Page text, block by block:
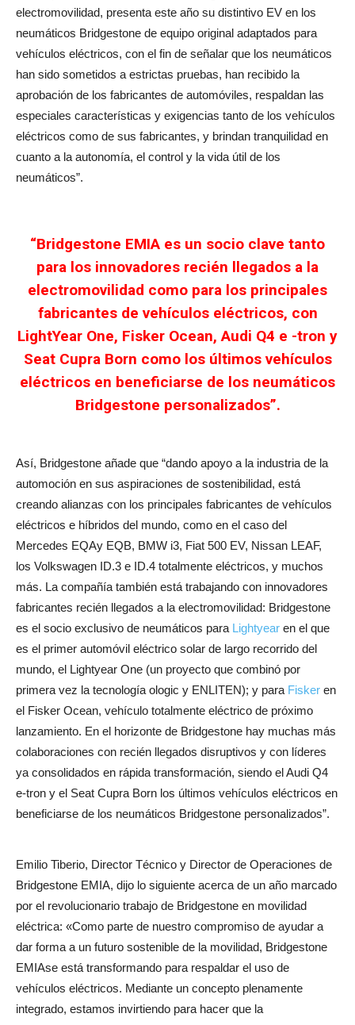
electromovilidad, presenta este año su distintivo EV en los
neumáticos Bridgestone de equipo original adaptados para
vehículos eléctricos, con el fin de señalar que los neumáticos
han sido sometidos a estrictas pruebas, han recibido la
aprobación de los fabricantes de automóviles, respaldan las
especiales características y exigencias tanto de los vehículos
eléctricos como de sus fabricantes, y brindan tranquilidad en
cuanto a la autonomía, el control y la vida útil de los
neumáticos”.
“Bridgestone EMIA es un socio clave tanto
para los innovadores recién llegados a la
electromovilidad como para los principales
fabricantes de vehículos eléctricos, con
LightYear One, Fisker Ocean, Audi Q4 e -tron y
Seat Cupra Born como los últimos vehículos
eléctricos en beneficiarse de los neumáticos
Bridgestone personalizados”.
Así, Bridgestone añade que “dando apoyo a la industria de la
automoción en sus aspiraciones de sostenibilidad, está
creando alianzas con los principales fabricantes de vehículos
eléctricos e híbridos del mundo, como en el caso del
Mercedes EQAy EQB, BMW i3, Fiat 500 EV, Nissan LEAF,
los Volkswagen ID.3 e ID.4 totalmente eléctricos, y muchos
más. La compañía también está trabajando con innovadores
fabricantes recién llegados a la electromovilidad: Bridgestone
es el socio exclusivo de neumáticos para Lightyear en el que
es el primer automóvil eléctrico solar de largo recorrido del
mundo, el Lightyear One (un proyecto que combinó por
primera vez la tecnología ologic y ENLITEN); y para Fisker en
el Fisker Ocean, vehículo totalmente eléctrico de próximo
lanzamiento. En el horizonte de Bridgestone hay muchas más
colaboraciones con recién llegados disruptivos y con líderes
ya consolidados en rápida transformación, siendo el Audi Q4
e-tron y el Seat Cupra Born los últimos vehículos eléctricos en
beneficiarse de los neumáticos Bridgestone personalizados”.
Emilio Tiberio, Director Técnico y Director de Operaciones de
Bridgestone EMIA, dijo lo siguiente acerca de un año marcado
por el revolucionario trabajo de Bridgestone en movilidad
eléctrica: «Como parte de nuestro compromiso de ayudar a
dar forma a un futuro sostenible de la movilidad, Bridgestone
EMIAse está transformando para respaldar el uso de
vehículos eléctricos. Mediante un concepto plenamente
integrado, estamos invirtiendo para hacer que la